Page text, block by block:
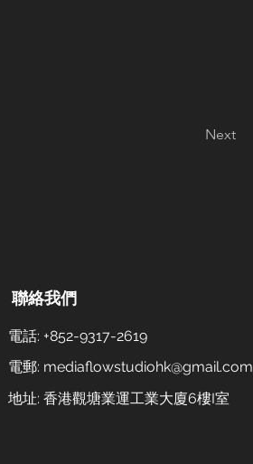
Next
聯絡我們
電話: +852-9317-2619
電郵: mediaflowstudiohk@gmail.com
地址: 香港觀塘業運工業大廈6樓I室